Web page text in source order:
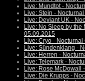
Live: Mundtot -
Live: Stein -
Live: Deviant UK -
Live: No Sleep by
05.09.2015
Live: Cryo -
Live: Sündenklang -
Live: Herren -
Live: Telemark -
Live: Rose McDowall
Live: Die Krupps -